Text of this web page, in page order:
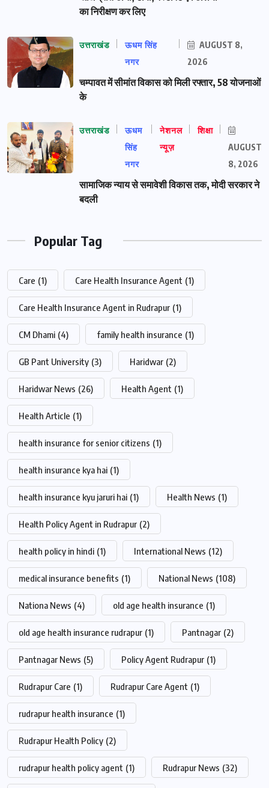
का निरीक्षण कर लिए
उत्तराखंड
ऊधम सिंह
नगर
AUGUST 8,
2026
चम्पावत में सीमांत विकास को मिली रफ्तार, 58 योजनाओं
के
उत्तराखंड
ऊधम
सिंह
नगर
नेशनल
न्यूज़
शिक्षा
AUGUST
8, 2026
सामाजिक न्याय से समावेशी विकास तक, मोदी सरकार ने
बदली
Popular Tag
Care (1) Care Health Insurance Agent (1)
Care Health Insurance Agent in Rudrapur (1)
CM Dhami (4) family health insurance (1)
GB Pant University (3) Haridwar (2)
Haridwar News (26) Health Agent (1)
Health Article (1)
health insurance for senior citizens (1)
health insurance kya hai (1)
health insurance kyu jaruri hai (1) Health News (1)
Health Policy Agent in Rudrapur (2)
health policy in hindi (1) International News (12)
medical insurance benefits (1) National News (108)
Nationa News (4) old age health insurance (1)
old age health insurance rudrapur (1) Pantnagar (2)
Pantnagar News (5) Policy Agent Rudrapur (1)
Rudrapur Care (1) Rudrapur Care Agent (1)
rudrapur health insurance (1)
Rudrapur Health Policy (2)
rudrapur health policy agent (1) Rudrapur News (32)